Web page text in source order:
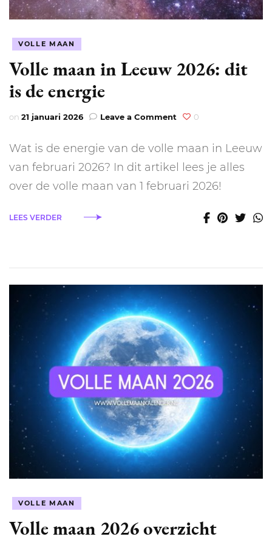
VOLLE MAAN
Volle maan in Leeuw 2026: dit
is de energie
on 21 januari 2026 Leave a Comment on
in
Leeuw
dit
energie
0
Wat is de energie van de volle maan in Leeuw
van februari 2026? In dit artikel lees je alles
over de volle maan van 1 februari 2026!
LEES VERDER
VOLLE MAAN
Volle maan 2026 overzicht